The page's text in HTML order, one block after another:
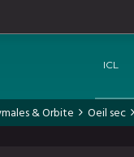
ICL
& Orbite Oeil sec